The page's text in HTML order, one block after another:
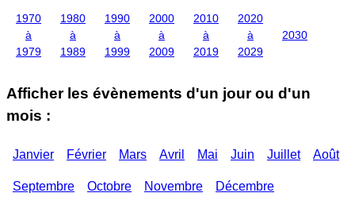
1970
à
1979
1980
à
1989
1990
à
1999
2000
à
2009
2010
à
2019
2020
à
2029
2030
Afficher les évènements d'un jour ou d'un
mois :
Janvier Février Mars Avril Mai Juin Juillet Août
Septembre Octobre Novembre Décembre